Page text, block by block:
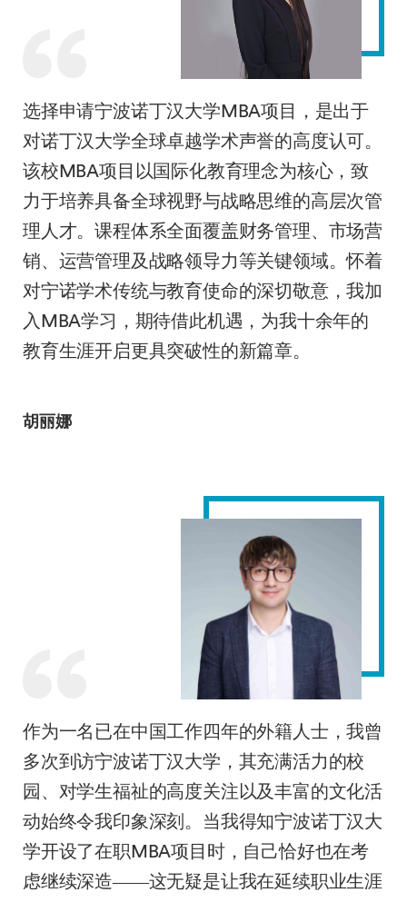
选择申请宁波诺丁汉大学MBA项目，是出于
对诺丁汉大学全球卓越学术声誉的高度认可。
该校MBA项目以国际化教育理念为核心，致
力于培养具备全球视野与战略思维的高层次管
理人才。课程体系全面覆盖财务管理、市场营
销、运营管理及战略领导力等关键领域。怀着
对宁诺学术传统与教育使命的深切敬意，我加
入MBA学习，期待借此机遇，为我十余年的
教育生涯开启更具突破性的新篇章。
胡丽娜
作为一名已在中国工作四年的外籍人士，我曾
多次到访宁波诺丁汉大学，其充满活力的校
园、对学生福祉的高度关注以及丰富的文化活
动始终令我印象深刻。当我得知宁波诺丁汉大
学开设了在职MBA项目时，自己恰好也在考
虑继续深造——这无疑是让我在延续职业生涯